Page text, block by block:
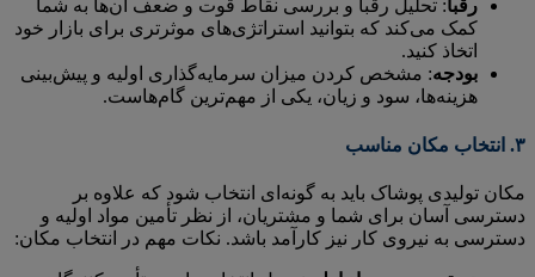
رقبا: تحلیل رقبا و بررسی نقاط قوت و ضعف آن‌ها به شما
کمک می‌کند که بتوانید استراتژی‌های موثرتری برای بازار خود
اتخاذ کنید.
بودجه: مشخص کردن میزان سرمایه‌گذاری اولیه و پیش‌بینی
هزینه‌ها، سود و زیان، یکی از مهم‌ترین گام‌هاست.
۳. انتخاب مکان مناسب
مکان تولیدی پوشاک باید به گونه‌ای انتخاب شود که علاوه بر
دسترسی آسان برای شما و مشتریان، از نظر تأمین مواد اولیه و
دسترسی به نیروی کار نیز کارآمد باشد. نکات مهم در انتخاب مکان: